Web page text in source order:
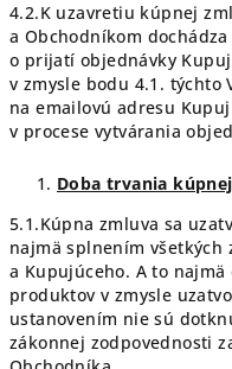
4.2.K uzavretiu kúpnej
a Obchodníkom
o prijatí objednávky
v zmysle bodu 4.1. týchto
na emailovú adresu
v procese vytvárania
Doba trvania
5.1.Kúpna zmluva sa
najmä splnením všetkých
a Kupujúceho. A to
produktov v zmysle
ustanovením nie sú
zákonnej zodpovednosti